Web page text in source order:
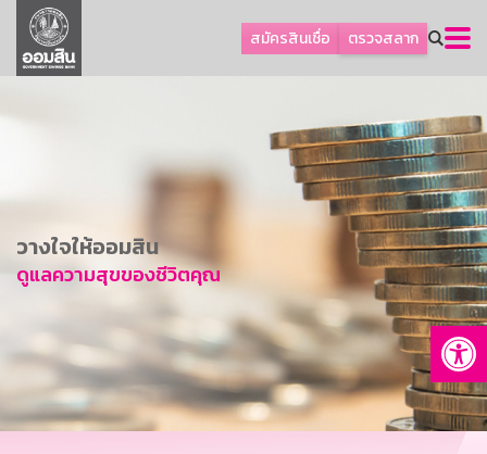
สมัครสินเชื่อ ตรวจสลาก
ลูกค้าธุรกิจ
ลูกค้าผู้ประกอบรายย่อย
เกี่ยวกับธนาคาร
ข่าวสาร
อื่นๆ
ติดต่อเรา
บริการออนไลน์
วางใจให้ออมสิน
ดูแลความสุขของชีวิตคุณ